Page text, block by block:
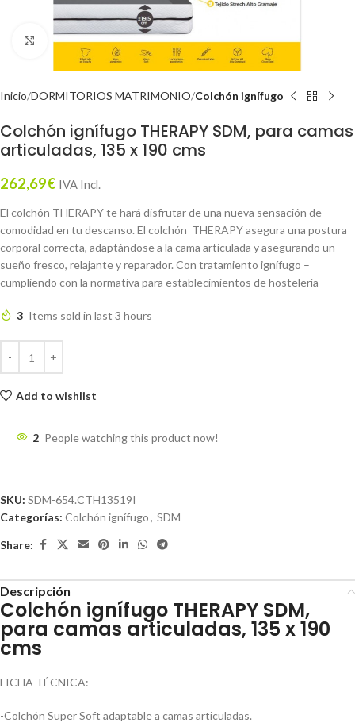
Click to enlarge
Inicio DORMITORIOS MATRIMONIO Colchón ignífugo
Colchón ignífugo THERAPY SDM, para camas
articuladas, 135 x 190 cms
262,69€ IVA Incl.
El colchón THERAPY te hará disfrutar de una nueva sensación de
comodidad en tu descanso. El colchón THERAPY asegura una postura
corporal correcta, adaptándose a la cama articulada y asegurando un
sueño fresco, relajante y reparador. Con tratamiento ignífugo –
cumpliendo con la normativa para establecimientos de hostelería –
3 Items sold in last 3 hours
Add to wishlist
2 People watching this product now!
SKU: SDM-654.CTH13519I
Categorías: Colchón ignífugo, SDM
Share:
Descripción
Colchón ignífugo THERAPY SDM,
para camas articuladas, 135 x 190
cms
FICHA TÉCNICA:
-Colchón Super Soft adaptable a camas articuladas.